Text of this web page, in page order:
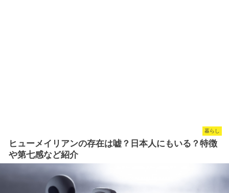
暮らし
ヒューメイリアンの存在は嘘？日本人にもいる？特徴
や第七感など紹介